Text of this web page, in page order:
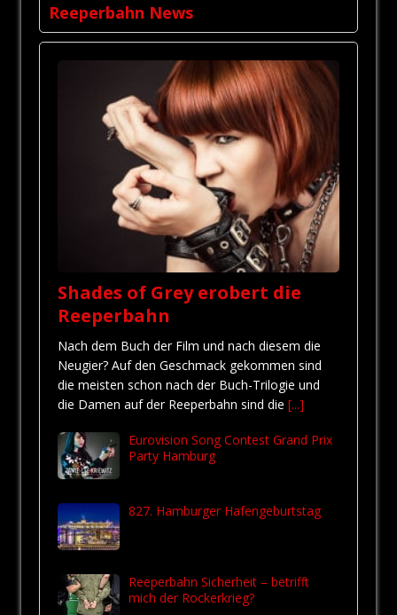
Reeperbahn News
Shades of Grey erobert die
Reeperbahn
Nach dem Buch der Film und nach diesem die
Neugier? Auf den Geschmack gekommen sind
die meisten schon nach der Buch-Trilogie und
die Damen auf der Reeperbahn sind die [...]
Eurovision Song Contest Grand Prix
Party Hamburg
827. Hamburger Hafengeburtstag
Reeperbahn Sicherheit – betrifft
mich der Rockerkrieg?